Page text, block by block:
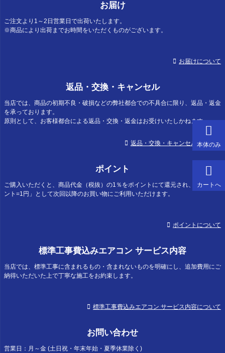
カートへ
本体のみ
お届け
ご注文より1～2日営業日で出荷いたします。
※商品により出荷までお時間をいただくものがございます。
お届けについて
返品・交換・キャンセル
当店では、商品の初期不良・破損などの弊社都合での不具合に限り、返品・返金
を承っております。
原則として、お客様都合による返品・交換・返金はお受けいたしかねます。
返品・交換・キャンセルについて
ポイント
ご購入いただくと、商品代金（税抜）の1％をポイントにて還元され、「1ポイ
ント=1円」として次回以降のお買い物にご利用いただけます。
ポイントについて
標準工事費込みエアコン サービス内容
当店では、標準工事に含まれるもの・含まれないものを明確にし、追加費用にご
納得いただいた上で丁寧な施工をお約束します。
標準工事費込みエアコン サービス内容について
お問い合わせ
営業日：月～金 (土日祝・年末年始・夏季休業除く)